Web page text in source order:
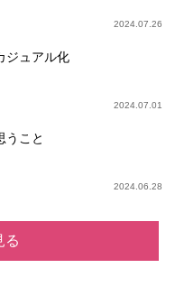
2024.07.26
ジュアル化
2024.07.01
うこと
2024.06.28
る